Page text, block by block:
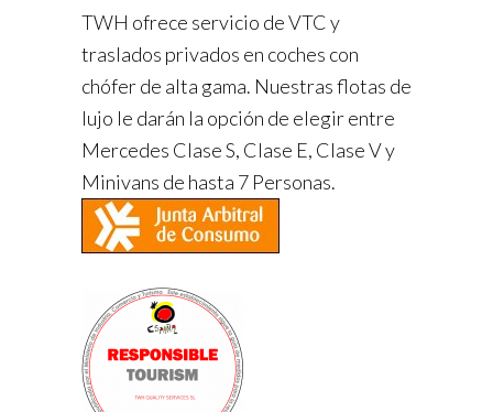
TWH ofrece servicio de VTC y
traslados privados en coches con
chófer de alta gama. Nuestras flotas de
lujo le darán la opción de elegir entre
Mercedes Clase S, Clase E, Clase V y
Minivans de hasta 7 Personas.